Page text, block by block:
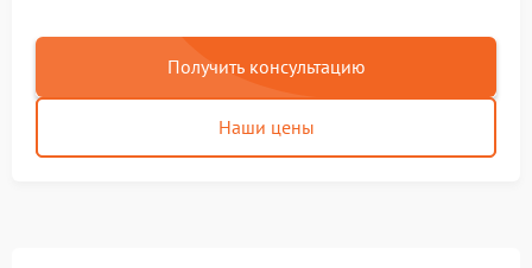
Получить консультацию
Наши цены